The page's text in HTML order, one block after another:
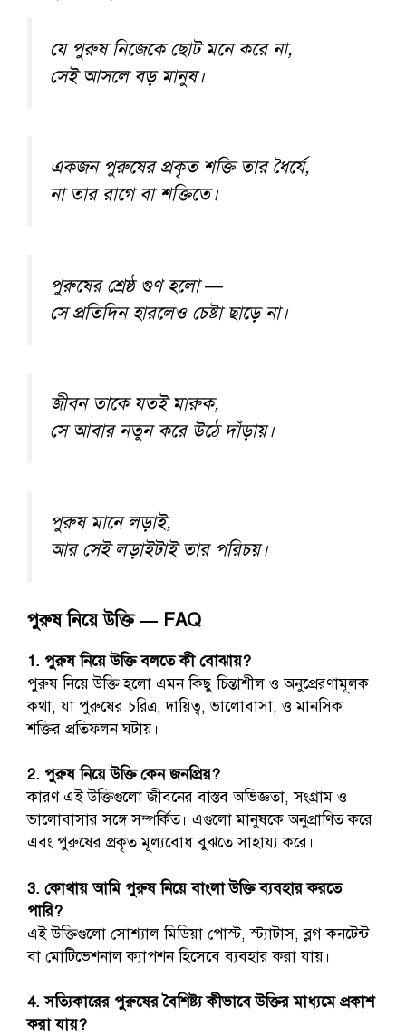
যে পুরুষ নিজেকে ছোট মনে করে না,
সেই আসলে বড় মানুষ।
একজন পুরুষের প্রকৃত শক্তি তার ধৈর্যে,
না তার রাগে বা শক্তিতে।
পুরুষের শ্রেষ্ঠ গুণ হলো —
সে প্রতিদিন হারলেও চেষ্টা ছাড়ে না।
জীবন তাকে যতই মারুক,
সে আবার নতুন করে উঠে দাঁড়ায়।
পুরুষ মানে লড়াই,
আর সেই লড়াইটাই তার পরিচয়।
পুরুষ নিয়ে উক্তি — FAQ
1. পুরুষ নিয়ে উক্তি বলতে কী বোঝায়?
পুরুষ নিয়ে উক্তি হলো এমন কিছু চিন্তাশীল ও অনুপ্রেরণামূলক
কথা, যা পুরুষের চরিত্র, দায়িত্ব, ভালোবাসা, ও মানসিক
শক্তির প্রতিফলন ঘটায়।
2. পুরুষ নিয়ে উক্তি কেন জনপ্রিয়?
কারণ এই উক্তিগুলো জীবনের বাস্তব অভিজ্ঞতা, সংগ্রাম ও
ভালোবাসার সঙ্গে সম্পর্কিত। এগুলো মানুষকে অনুপ্রাণিত করে
এবং পুরুষের প্রকৃত মূল্যবোধ বুঝতে সাহায্য করে।
3. কোথায় আমি পুরুষ নিয়ে বাংলা উক্তি ব্যবহার করতে
পারি?
এই উক্তিগুলো সোশ্যাল মিডিয়া পোস্ট, স্ট্যাটাস, ব্লগ কনটেন্ট
বা মোটিভেশনাল ক্যাপশন হিসেবে ব্যবহার করা যায়।
4. সত্যিকারের পুরুষের বৈশিষ্ট্য কীভাবে উক্তির মাধ্যমে প্রকাশ
করা যায়?